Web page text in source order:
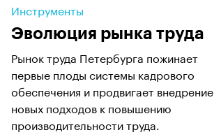
Инструменты
Эволюция рынка труда
Рынок труда Петербурга пожинает
первые плоды системы кадрового
обеспечения и продвигает внедрение
новых подходов к повышению
производительности труда.